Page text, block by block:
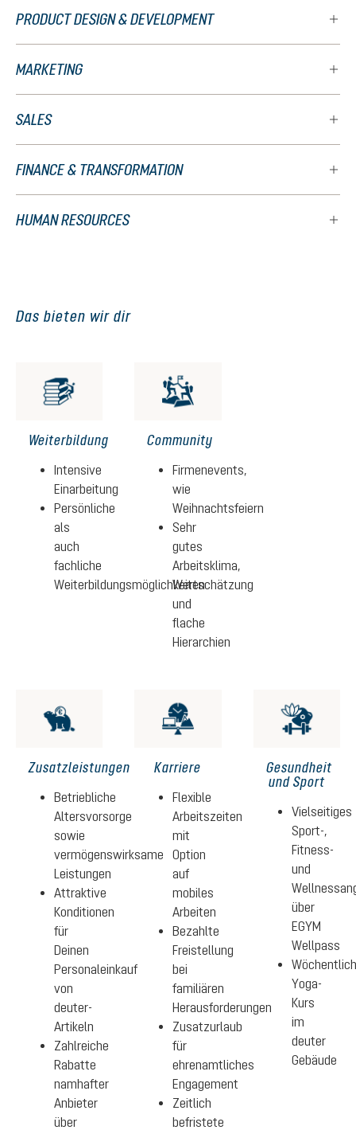
PRODUCT DESIGN & DEVELOPMENT
MARKETING
SALES
FINANCE & TRANSFORMATION
HUMAN RESOURCES
Das bieten wir dir
Zusatzleistungen
Betriebliche
Altersvorsorge
sowie
vermögenswirksame
Leistungen
Attraktive
Konditionen
für
Deinen
Personaleinkauf
von
deuter-
Artikeln
Zahlreiche
Rabatte
namhafter
Anbieter
über
Karriere
Flexible
Arbeitszeiten
mit
Option
auf
mobiles
Arbeiten
Bezahlte
Freistellung
bei
familiären
Herausforderungen
Zusatzurlaub
für
ehrenamtliches
Engagement
Zeitlich
befristete
Gesundheit
und Sport
Vielseitiges
Sport-,
Fitness-
und
über
EGYM
Wellpass
Yoga-
Kurs
im
deuter
Gebäude
Weiterbildung
Intensive
Einarbeitung
Persönliche
als
auch
fachliche
Weiterbildungsmöglichkeiten
Community
Firmenevents,
wie
Weihnachtsfeiern
Sehr
gutes
Arbeitsklima,
Wertschätzung
und
flache
Hierarchien